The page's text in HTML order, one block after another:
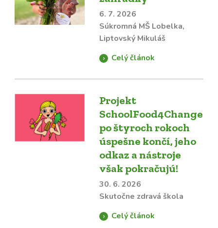
6. 7. 2026
Súkromná MŠ Lobelka,
Liptovský Mikuláš
Celý článok
Projekt
SchoolFood4Change
po štyroch rokoch
úspešne končí, jeho
odkaz a nástroje
však pokračujú!
30. 6. 2026
Skutočne zdravá škola
Celý článok